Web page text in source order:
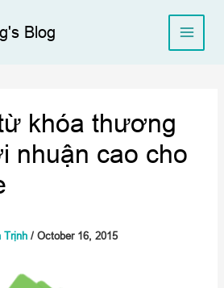
Blog
khóa thương
nhuận cao cho
Trịnh / October 16, 2015